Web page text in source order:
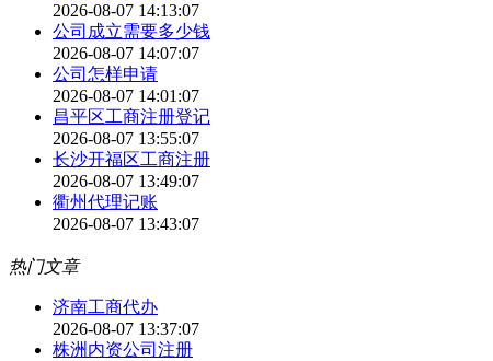
2026-08-07 14:13:07
公司成立需要多少钱
2026-08-07 14:07:07
公司怎样申请
2026-08-07 14:01:07
昌平区工商注册登记
2026-08-07 13:55:07
长沙开福区工商注册
2026-08-07 13:49:07
衢州代理记账
2026-08-07 13:43:07
热门文章
济南工商代办
2026-08-07 13:37:07
株洲内资公司注册